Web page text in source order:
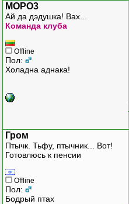
MOPO3
Ай да дэдушка! Вах...
Команда клуба
Offline
Пол:
Холадна аднака!
Гром
Птычк. Тьфу, птычник... Вот!
Готовлюсь к пенсии
Offline
Пол:
Бодрый птах